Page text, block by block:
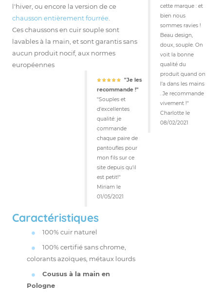
cette marque : et
bien nous
sommes ravies !
Beau design,
doux, souple. On
voit la bonne
qualité du
produit quand on
l'a dans les mains
. Je recommande
vivement !"
Charlottele
08/02/2021
l'hiver, ou encore la version de ce
chausson entièrement fourrée
Ces chaussons en cuir souple sont
lavables à la main, et sont garantis sans
aucun produit nocif, aux normes
européennes
"Je les
recommande !"
"Souples et
d'excellentes
qualité: je
commande
chaque paire de
pantoufles pour
mon fils sur ce
site depuis qu'il
est petit!"
Miriam le
01/05/2021
Caractéristiques
100% cuir naturel
100% certifié sans chrome,
colorants azoïques, métaux lourds
Cousus à la main en
Pologne